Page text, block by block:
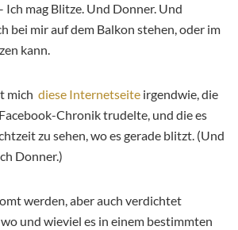
Ich mag Blitze. Und Donner. Und
bei mir auf dem Balkon stehen, oder im
kann.
mich diese Internetseite irgendwie, die
Chronik trudelte, und die es
zu sehen, wo es gerade blitzt. (Und
Donner.)
werden, aber auch verdichtet
und wieviel es in einem bestimmten